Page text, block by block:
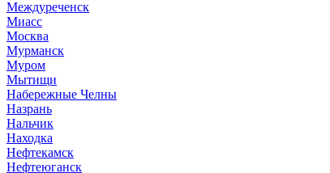
Междуреченск
Миасс
Москва
Мурманск
Муром
Мытищи
Набережные Челны
Назрань
Нальчик
Находка
Нефтекамск
Нефтеюганск